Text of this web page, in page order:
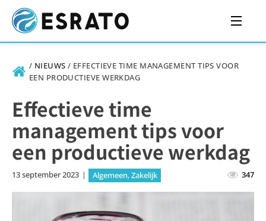
/ NIEUWS / EFFECTIEVE TIME MANAGEMENT TIPS VOOR
EEN PRODUCTIEVE WERKDAG
Effectieve time
management tips voor
een productieve werkdag
13 september 2023 | Algemeen,Zakelijk 347